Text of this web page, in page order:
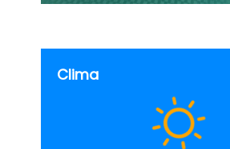
Clima